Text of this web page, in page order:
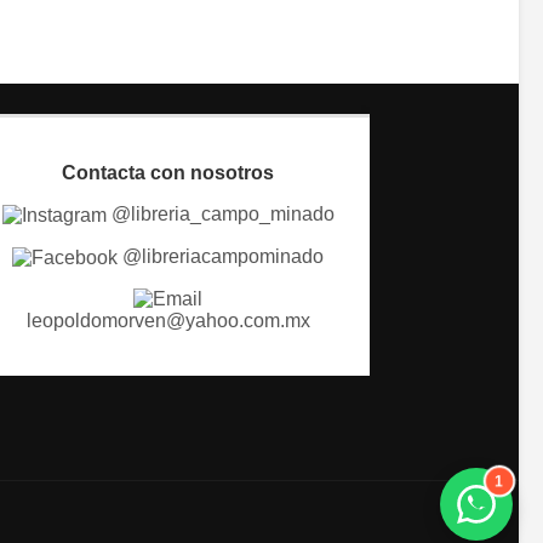
Contacta con nosotros
@libreria_campo_minado
@libreriacampominado
leopoldomorven@yahoo.com.mx
1